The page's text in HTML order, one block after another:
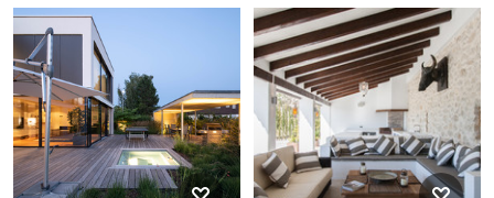
Kleine Moderne Pergola
hinter dem Haus mit
Outdoor-Küche in Los
Angeles
Großer Mediterraner Patio
hinter dem Haus mit
Outdoor-Küche in Sonstige